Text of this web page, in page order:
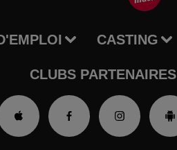
CASTING
CLUBS PARTENAIRES